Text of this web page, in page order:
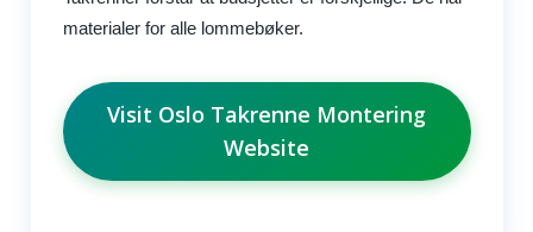
Visit Oslo Takrenne Montering
Website